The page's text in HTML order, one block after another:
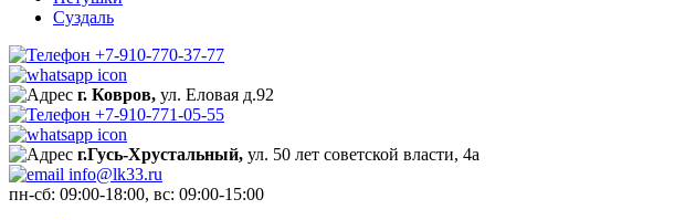
Суздаль
+7-910-770-37-77
г. Ковров, ул. Еловая д.92
+7-910-771-05-55
г.Гусь-Хрустальный, ул. 50 лет советской власти, 4а
info@lk33.ru
пн-сб: 09:00-18:00, вс: 09:00-15:00